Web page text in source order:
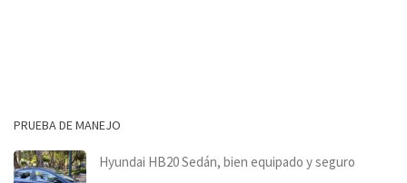
PRUEBA DE MANEJO
Hyundai HB20 Sedán, bien equipado y seguro